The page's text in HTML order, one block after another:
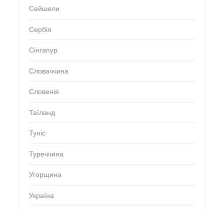
Сейшели
Сербія
Сінгапур
Словаччина
Словенія
Таїланд
Туніс
Туреччина
Угорщина
Україна